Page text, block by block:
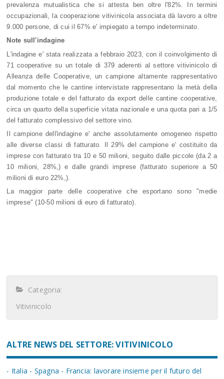
prevalenza mutualistica che si attesta ben oltre l'82%. In termini
occupazionali, la cooperazione vitivinicola associata dà lavoro a oltre
9.000 persone, di cui il 67% e' impiegato a tempo indeterminato.
Note sull'indagine
L'indagine e' stata realizzata a febbraio 2023, con il coinvolgimento di
71 cooperative su un totale di 379 aderenti al settore vitivinicolo di
Alleanza delle Cooperative, un campione altamente rappresentativo
dal momento che le cantine intervistate rappresentano la metà della
produzione totale e del fatturato da export delle cantine cooperative,
circa un quarto della superficie vitata nazionale e una quota pari a 1/5
del fatturato complessivo del settore vino.
Il campione dell'indagine e' anche assolutamente omogeneo rispetto
alle diverse classi di fatturato. Il 29% del campione e' costituito da
imprese con fatturato tra 10 e 50 milioni, seguito dalle piccole (da 2 a
10 milioni, 28%,) e dalle grandi imprese (fatturato superiore a 50
milioni di euro 22%,).
La maggior parte delle cooperative che esportano sono "medie
imprese" (10-50 milioni di euro di fatturato).
Categoria:
Vitivinicolo
ALTRE NEWS DEL SETTORE: VITIVINICOLO
- Italia - Spagna - Francia: lavorare insieme per il futuro del